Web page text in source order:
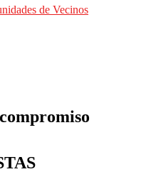
de Vecinos